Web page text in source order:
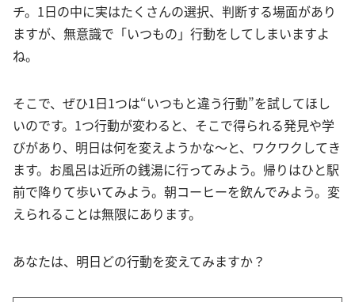
チ。1日の中に実はたくさんの選択、判断する場面があり
ますが、無意識で「いつもの」行動をしてしまいますよ
ね。
そこで、ぜひ1日1つは“いつもと違う行動”を試してほし
いのです。1つ行動が変わると、そこで得られる発見や学
びがあり、明日は何を変えようかな～と、ワクワクしてき
ます。お風呂は近所の銭湯に行ってみよう。帰りはひと駅
前で降りて歩いてみよう。朝コーヒーを飲んでみよう。変
えられることは無限にあります。
あなたは、明日どの行動を変えてみますか？